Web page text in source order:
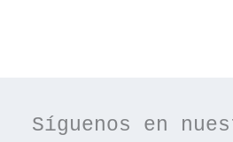
Síguenos en